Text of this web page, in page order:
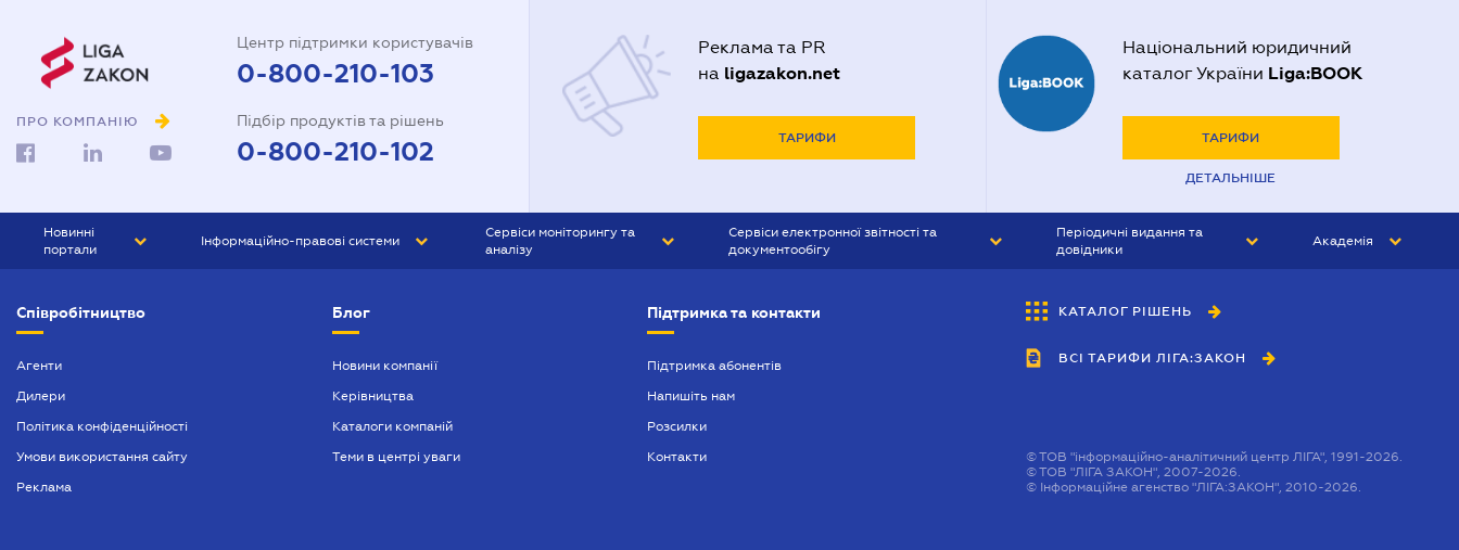
ПРО КОМПАНІЮ
Центр підтримки користувачів
0-800-210-103
Підбір продуктів та рішень
0-800-210-102
Реклама та PR
на ligazakon.net
ТАРИФИ
Національний юридичний
каталог України Liga:BOOK
ТАРИФИ
ДЕТАЛЬНІШЕ
Новинні
портали
БІЗНЕС
Інформаційно-правові системи
БУХГАЛТЕР ПРОФ
Сервіси моніторингу та
аналізу
Сервіси електронної звітності та
документообігу
Періодичні видання та
довідники
БУХГАЛТЕР&ЗАКОН
ВІСНИК МСФЗ
Академія
Співробітництво
Агенти
Дилери
Політика конфіденційності
Умови використання сайту
Реклама
Блог
Новини компанії
Керівництва
Каталоги компаній
Теми в центрі уваги
Підтримка та контакти
Підтримка абонентів
Напишіть нам
Розсилки
Контакти
КАТАЛОГ РІШЕНЬ
ВСІ ТАРИФИ ЛІГА:ЗАКОН
©ТОВ "інформаційно-аналітичний центр ЛІГА", 1991-2026.
©ТОВ "ЛІГА ЗАКОН", 2007-2026.
© Інформаційне агенство "ЛІГА:ЗАКОН", 2010-2026.